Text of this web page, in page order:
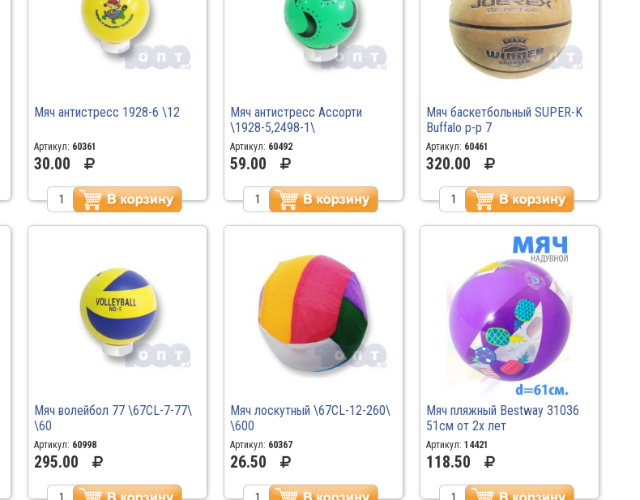
Мяч антистресс 1928-6 \12
Артикул: 60361
30.00
Мяч антистресс Ассорти
\1928-5,2498-1\
Артикул: 60492
59.00
Мяч баскетбольный SUPER-K
Buffalo р-р 7
Артикул: 60461
320.00
Мяч волейбол 77 \67CL-7-77\
\60
Артикул: 60998
295.00
Мяч лоскутный \67CL-12-260\
\600
Артикул: 60367
26.50
Мяч пляжный Bestway 31036
51см от 2х лет
Артикул: 14421
118.50